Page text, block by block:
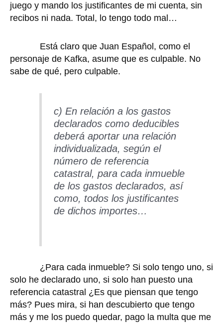
juego y mando los justificantes de mi cuenta, sin
recibos ni nada. Total, lo tengo todo mal…
Está claro que Juan Español, como el
personaje de Kafka, asume que es culpable. No
sabe de qué, pero culpable.
c) En relación a los gastos
declarados como deducibles
deberá aportar una relación
individualizada, según el
número de referencia
catastral, para cada inmueble
de los gastos declarados, así
como, todos los justificantes
de dichos importes…
¿Para cada inmueble? Si solo tengo uno, si
solo he declarado uno, si solo han puesto una
referencia catastral ¿Es que piensan que tengo
más? Pues mira, si han descubierto que tengo
más y me los puedo quedar, pago la multa que me